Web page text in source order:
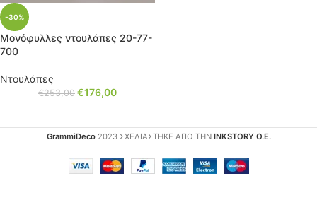
-30%
Μονόφυλλες ντουλάπες 20-77-
700
Ντουλάπες
€253,00 €176,00
GrammiDeco 2023 ΣΧΕΔΙΑΣΤΗΚΕ ΑΠΟ ΤΗΝ INKSTORY Ο.Ε.